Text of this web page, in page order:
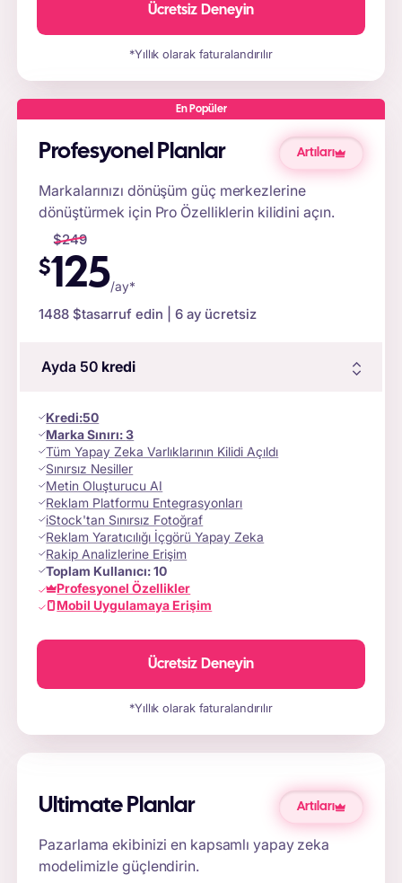
Ücretsiz Deneyin
*Yıllık olarak faturalandırılır
En Popüler
Profesyonel Planlar Artıları
Markalarınızı dönüşüm güç merkezlerine
dönüştürmek için Pro Özelliklerin kilidini açın.
$249
$125/ay*
1488 $tasarruf edin | 6 ay ücretsiz
Ayda 50 kredi
Kredi:50
Marka Sınırı:3
Tüm Yapay Zeka Varlıklarının Kilidi Açıldı
Sınırsız Nesiller
Metin Oluşturucu AI
Reklam Platformu Entegrasyonları
iStock'tan Sınırsız Fotoğraf
Reklam Yaratıcılığı İçgörü Yapay Zeka
Rakip Analizlerine Erişim
Toplam Kullanıcı:10
Profesyonel Özellikler
Mobil Uygulamaya Erişim
Ücretsiz Deneyin
*Yıllık olarak faturalandırılır
Ultimate Planlar Artıları
Pazarlama ekibinizi en kapsamlı yapay zeka
modelimizle güçlendirin.